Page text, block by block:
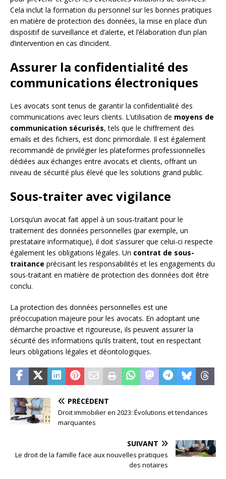
Cela inclut la formation du personnel sur les bonnes pratiques
en matière de protection des données, la mise en place d’un
dispositif de surveillance et d’alerte, et l’élaboration d’un plan
d’intervention en cas d’incident.
Assurer la confidentialité des
communications électroniques
Les avocats sont tenus de garantir la confidentialité des
communications avec leurs clients. L’utilisation de moyens de
communication sécurisés, tels que le chiffrement des
emails et des fichiers, est donc primordiale. Il est également
recommandé de privilégier les plateformes professionnelles
dédiées aux échanges entre avocats et clients, offrant un
niveau de sécurité plus élevé que les solutions grand public.
Sous-traiter avec vigilance
Lorsqu’un avocat fait appel à un sous-traitant pour le
traitement des données personnelles (par exemple, un
prestataire informatique), il doit s’assurer que celui-ci respecte
également les obligations légales. Un contrat de sous-
traitance précisant les responsabilités et les engagements du
sous-traitant en matière de protection des données doit être
conclu.
La protection des données personnelles est une
préoccupation majeure pour les avocats. En adoptant une
démarche proactive et rigoureuse, ils peuvent assurer la
sécurité des informations qu’ils traitent, tout en respectant
leurs obligations légales et déontologiques.
PRÉCÉDENT
Droit immobilier en 2023: Évolutions et tendances
marquantes
SUIVANT
Le droit de la famille face aux nouvelles pratiques
des notaires